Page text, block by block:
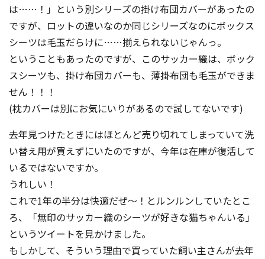
掲載内容のご確認はこちら
ログイン
は……！」という別シリーズの掛け布団カバーがあったの
ですが、ロットの違いなのか同じシリーズなのにボックス
シーツは毛玉だらけに……揃えられないじゃんっ。
ということもあったのですが、このサッカー織は、ボック
スシーツも、掛け布団カバーも、薄掛布団も毛玉ができま
せん！！！
(枕カバーは別にお気にいりがあるので試してないです)
去年見つけたときにはほとんど売り切れてしまっていて洗
い替え用が買えずにいたのですが、今年は在庫が復活して
いるではないですか。
うれしい！
これで1年の半分は快適だぜ〜！とルンルンしていたとこ
ろ、「無印のサッカー織のシーツが好きな猫ちゃんいる」
というツイートを見かけました。
もしかして、そういう理由で買っていた飼い主さんが去年